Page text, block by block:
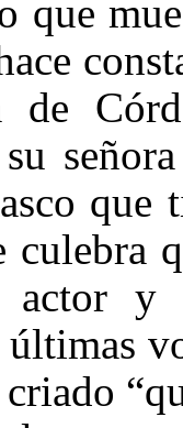
que
de
actor y
últimas